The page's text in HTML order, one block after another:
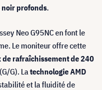
noir profonds.
Neo G95NC en font le
Le moniteur offre cette
de rafraîchissement de 240
G). La technologie AMD
et la fluidité de